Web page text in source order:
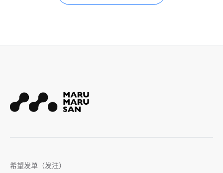
希望发单（发注）